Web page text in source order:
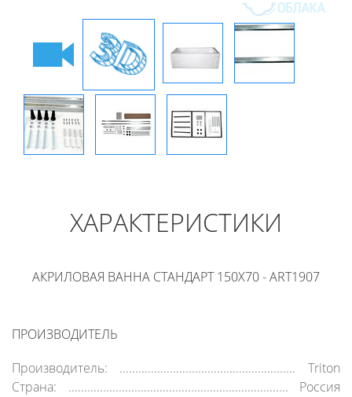
ХАРАКТЕРИСТИКИ
АКРИЛОВАЯ ВАННА СТАНДАРТ 150Х70 - ART1907
ПРОИЗВОДИТЕЛЬ
Производитель:
Triton
Страна:
Россия